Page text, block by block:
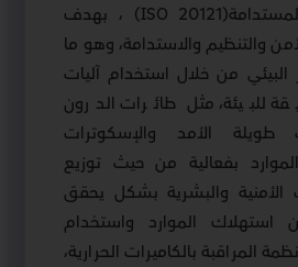
(ISO 20121)، بهدف
والتنظيم والاستدامة، وهو ما
من خلال استخدام آليات
للبيئة، مثل طائرات الدرون
طويلة الأمد والإسكوترات
بفعالية من حيث توزيع
الأمنية والبشرية بشكل يحقق
الموارد واستخدام
المراقبة بالكاميرات الحرارية،